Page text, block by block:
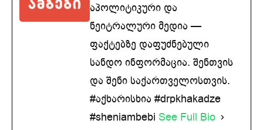
აპოლიტიკური და
ნეიტრალური მედია —
ფაქტებზე დაფუძნებული
სანდო ინფორმაცია. შენთვის
და შენი საქართველოსთვის.
#აქხარისხია #drpkhakadze
#sheniambebi See Full Bio